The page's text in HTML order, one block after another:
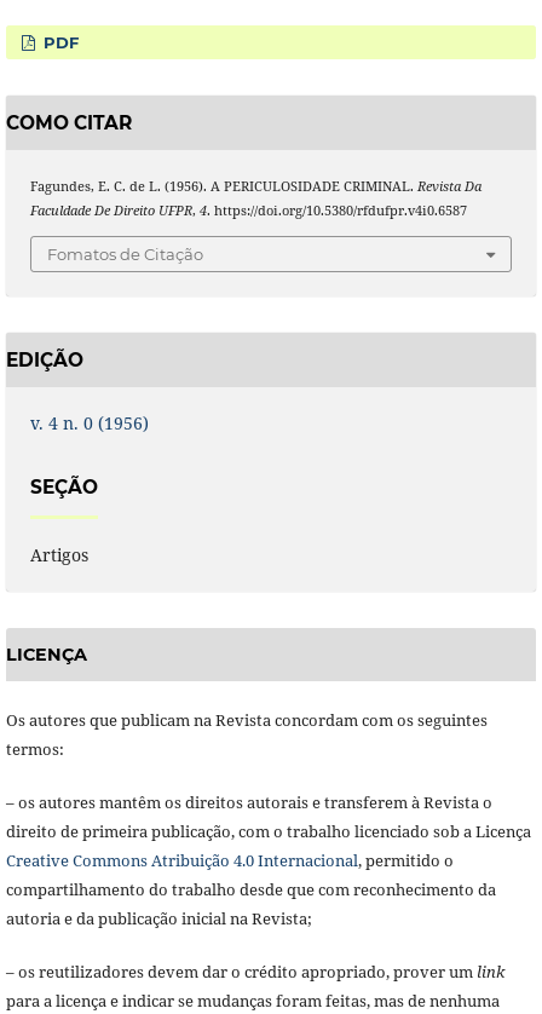
PDF
COMO CITAR
Fagundes, E. C. de L. (1956). A PERICULOSIDADE CRIMINAL. Revista Da
Faculdade De Direito UFPR, 4. https://doi.org/10.5380/rfdufpr.v4i0.6587
Fomatos de Citação
EDIÇÃO
v. 4 n. 0 (1956)
SEÇÃO
Artigos
LICENÇA
Os autores que publicam na Revista concordam com os seguintes
termos:
– os autores mantêm os direitos autorais e transferem à Revista o
direito de primeira publicação, com o trabalho licenciado sob a Licença
Creative Commons Atribuição 4.0 Internacional, permitido o
compartilhamento do trabalho desde que com reconhecimento da
autoria e da publicação inicial na Revista;
– os reutilizadores devem dar o crédito apropriado, prover um link
para a licença e indicar se mudanças foram feitas, mas de nenhuma